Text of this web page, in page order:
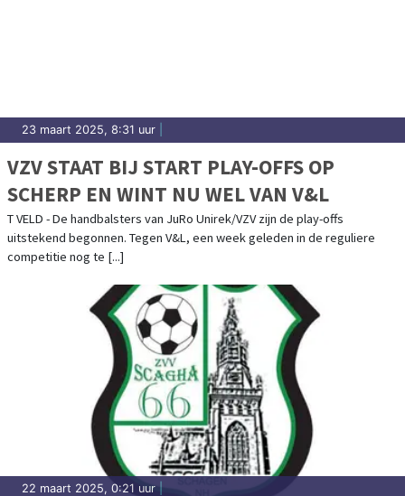
23 maart 2025, 8:31 uur
VZV STAAT BIJ START PLAY-OFFS OP
SCHERP EN WINT NU WEL VAN V&L
T VELD - De handbalsters van JuRo Unirek/VZV zijn de play-offs
uitstekend begonnen. Tegen V&L, een week geleden in de reguliere
competitie nog te [...]
22 maart 2025, 0:21 uur|